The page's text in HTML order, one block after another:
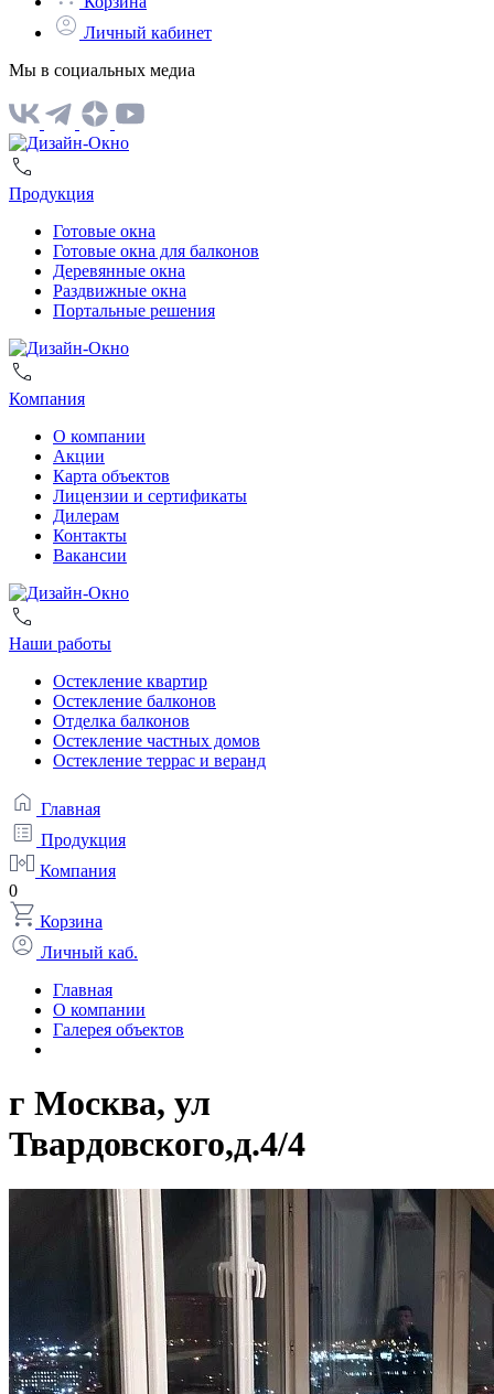
Личный кабинет
Мы в социальных медиа
Продукция
Готовые окна
Готовые окна для балконов
Деревянные окна
Раздвижные окна
Портальные решения
Компания
О компании
Акции
Карта объектов
Лицензии и сертификаты
Дилерам
Контакты
Вакансии
Наши работы
Остекление квартир
Остекление балконов
Отделка балконов
Остекление частных домов
Остекление террас и веранд
Главная
Продукция
Компания
0
Корзина
Личный каб.
Главная
О компании
Галерея объектов
г Москва, ул
Твардовского,д.4/4